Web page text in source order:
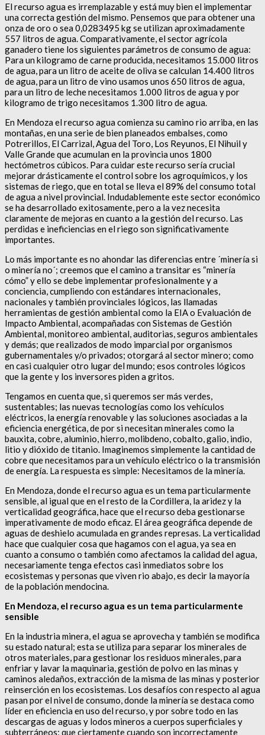
El recurso agua es irremplazable y está muy bien el implementar
una correcta gestión del mismo. Pensemos que para obtener una
onza de oro o sea 0,0283495 kg se utilizan aproximadamente
557 litros de agua. Comparativamente, el sector agrícola
ganadero tiene los siguientes parámetros de consumo de agua:
Para un kilogramo de carne producida, necesitamos 15.000 litros
de agua, para un litro de aceite de oliva se calculan 14.400 litros
de agua, para un litro de vino usamos unos 650 litros de agua,
para un litro de leche necesitamos 1.000 litros de agua y por
kilogramo de trigo necesitamos 1.300 litro de agua.
En Mendoza el recurso agua comienza su camino rio arriba, en las
montañas, en una serie de bien planeados embalses, como
Potrerillos, El Carrizal, Agua del Toro, Los Reyunos, El Nihuil y
Valle Grande que acumulan en la provincia unos 1800
hectómetros cúbicos. Para cuidar este recurso sería crucial
mejorar drásticamente el control sobre los agroquímicos, y los
sistemas de riego, que en total se lleva el 89% del consumo total
de agua a nivel provincial. Indudablemente este sector económico
se ha desarrollado exitosamente, pero a la vez necesita
claramente de mejoras en cuanto a la gestión del recurso. Las
perdidas e ineficiencias en el riego son significativamente
importantes.
Lo más importante es no ahondar las diferencias entre ´minería si
o minería no´; creemos que el camino a transitar es “minería
cómo” y ello se debe implementar profesionalmente y a
conciencia, cumpliendo con estándares internacionales,
nacionales y también provinciales lógicos, las llamadas
herramientas de gestión ambiental como la EIA o Evaluación de
Impacto Ambiental, acompañadas con Sistemas de Gestión
Ambiental, monitoreo ambiental, auditorias, seguros ambientales
y demás; que realizados de modo imparcial por organismos
gubernamentales y/o privados; otorgará al sector minero; como
en casi cualquier otro lugar del mundo; esos controles lógicos
que la gente y los inversores piden a gritos.
Tengamos en cuenta que, si queremos ser más verdes,
sustentables; las nuevas tecnologías como los vehículos
eléctricos, la energía renovable y las soluciones asociadas a la
eficiencia energética, de por si necesitan minerales como la
bauxita, cobre, aluminio, hierro, molibdeno, cobalto, galio, indio,
litio y dióxido de titanio. Imaginemos simplemente la cantidad de
cobre que necesitamos para un vehículo eléctrico o la transmisión
de energía. La respuesta es simple: Necesitamos de la minería.
En Mendoza, donde el recurso agua es un tema particularmente
sensible, al igual que en el resto de la Cordillera, la aridez y la
verticalidad geográfica, hace que el recurso deba gestionarse
imperativamente de modo eficaz. El área geográfica depende de
aguas de deshielo acumulada en grandes represas. La verticalidad
hace que cualquier cosa que hagamos con el agua, ya sea en
cuanto a consumo o también como afectamos la calidad del agua,
necesariamente tenga efectos casi inmediatos sobre los
ecosistemas y personas que viven rio abajo, es decir la mayoría
de la población mendocina.
En Mendoza, el recurso agua es un tema particularmente
sensible
En la industria minera, el agua se aprovecha y también se modifica
su estado natural; esta se utiliza para separar los minerales de
otros materiales, para gestionar los residuos minerales, para
enfriar y lavar la maquinaria, gestión de polvo en las minas y
caminos aledaños, extracción de la misma de las minas y posterior
reinserción en los ecosistemas. Los desafíos con respecto al agua
pasan por el nivel de consumo, donde la minería se destaca como
líder en eficiencia en uso del recurso, y por sobre todo en las
descargas de aguas y lodos mineros a cuerpos superficiales y
subterráneos; que ciertamente cuando son incorrectamente